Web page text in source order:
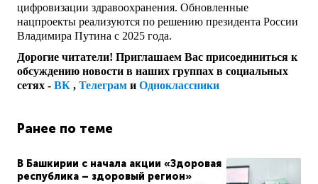
цифровизации здравоохранения. Обновленные
нацпроекты реализуются по решению президента России
Владимира Путина с 2025 года.
Дорогие читатели! Приглашаем Вас присоединиться к
обсуждению новости в наших группах в социальных
сетях - ВК , Телеграм и Одноклассники
Ранее по теме
В Башкирии с начала акции «Здоровая
республика – здоровый регион»